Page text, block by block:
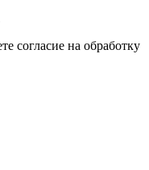
согласие на обработку